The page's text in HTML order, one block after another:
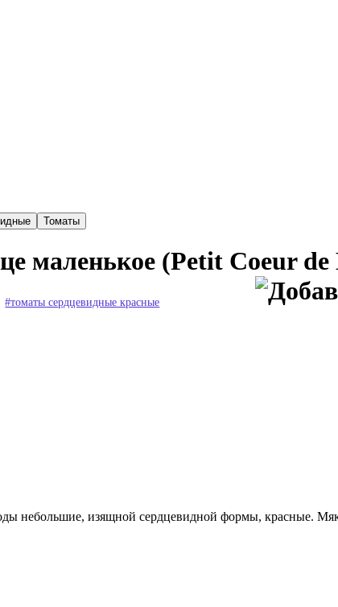
маленькое (Petit Coeur de
#томаты сердцевидные красные
небольшие, изящной сердцевидной формы, красные.